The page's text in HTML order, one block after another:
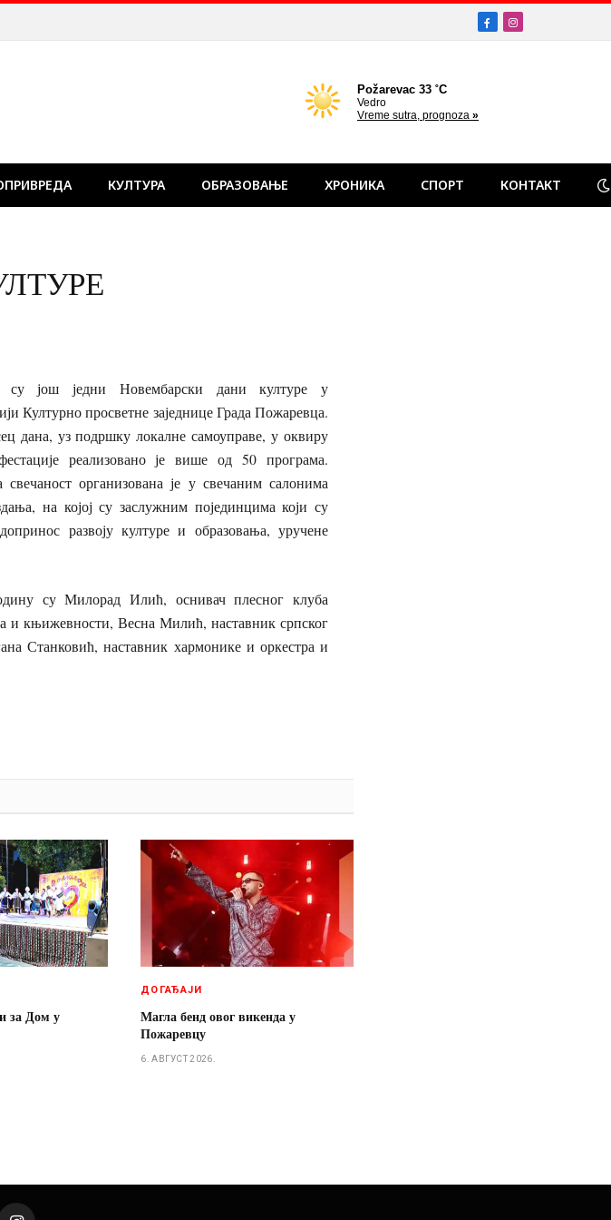
FacebookInstagram
КУЛТУРА ОБРАЗОВАЊЕ ХРОНИКА СПОРТ КОНТАКТ
су још једни Новембарски дани културе у
Културно просветне заједнице Града Пожаревца.
дана, уз подршку локалне самоуправе, у оквиру
реализовано је више од 50 програма.
свечаност организована је у свечаним салонима
на којој су заслужним појединцима који су
развоју културе и образовања, уручене
су Милорад Илић, оснивач плесног клуба
и књижевности, Весна Милић, наставник српског
Станковић, наставник хармонике и оркестра и
за Дом у
ДОГАЂАЈИ
Магла бенд овог викенда у
Пожаревцу
6. АВГУСТ 2026.